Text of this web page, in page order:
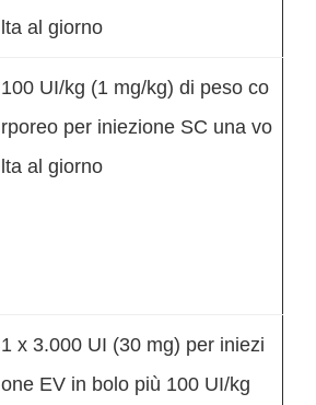
lta al giorno
100 UI/kg (1 mg/kg) di peso co
rporeo per iniezione SC una vo
lta al giorno
1 x 3.000 UI (30 mg) per iniezi
one EV in bolo più 100 UI/kg